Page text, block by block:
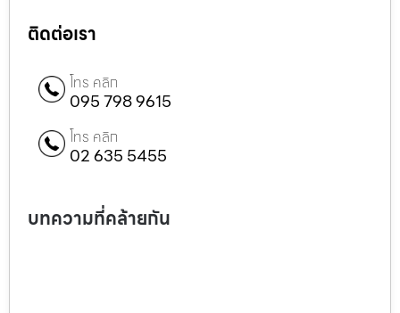
ติดต่อเรา
โทร คลิก
095 798 9615
โทร คลิก
02 635 5455
บทความที่คล้ายกัน